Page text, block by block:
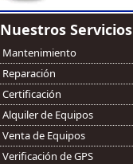
Nuestros Servicios
Mantenimiento
Reparación
Certificación
Alquiler de Equipos
Venta de Equipos
Verificación de GPS